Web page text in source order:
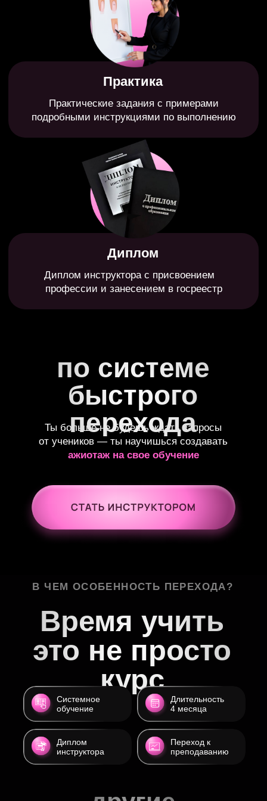
бонусы обучения
в помощь
Знакомство с ии для
создания программ и
контента
промтов
База уникальных
промтов, чтобы ии
Конспекты
лекций
Бонусный
модуль: Команда
Узнаешь как и что можно
делегировать, чтобы
зарабатывать чужими
руками